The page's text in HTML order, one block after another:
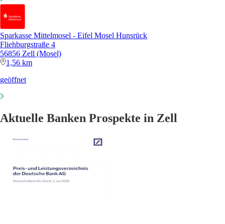
Sparkasse Mittelmosel - Eifel Mosel Hunsrück
Fliehburgstraße 4
56856 Zell (Mosel)
1,56 km
geöffnet
Aktuelle Banken Prospekte in Zell